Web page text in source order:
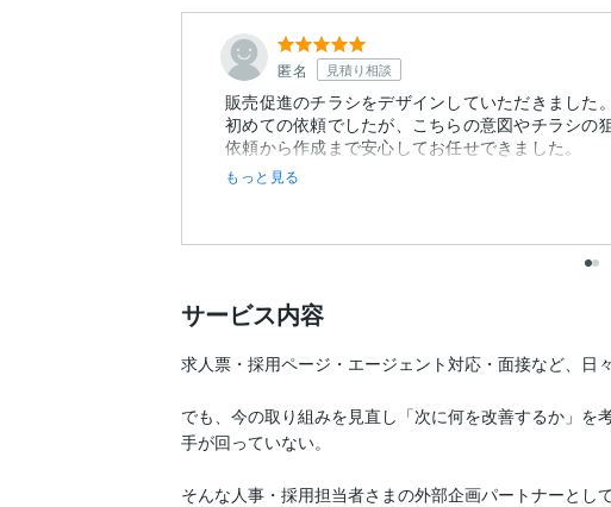
匿名 見積り相談
販売促進のチラシをデザインしていただきました。
初めての依頼でしたが、こちらの意図やチラシの
依頼から作成まで安心してお任せできました。
もっと見る
サービス内容
求人票・採用ページ・エージェント対応・面接など、日
でも、今の取り組みを見直し「次に何を改善するか」を
手が回っていない。
そんな人事・採用担当者さまの外部企画パートナーとし